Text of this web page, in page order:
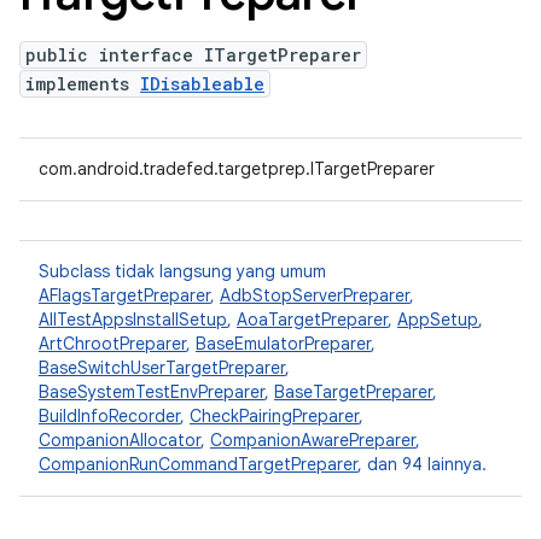
public interface ITargetPreparer
implements IDisableable
com.android.tradefed.targetprep.ITargetPreparer
Subclass tidak langsung yang umum
AFlagsTargetPreparer, AdbStopServerPreparer,
AllTestAppsInstallSetup, AoaTargetPreparer, AppSetup,
ArtChrootPreparer, BaseEmulatorPreparer,
BaseSwitchUserTargetPreparer,
BaseSystemTestEnvPreparer, BaseTargetPreparer,
BuildInfoRecorder, CheckPairingPreparer,
CompanionAllocator, CompanionAwarePreparer,
CompanionRunCommandTargetPreparer, dan 94 lainnya.